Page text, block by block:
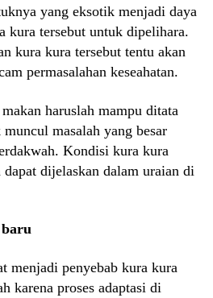
yang eksotik menjadi daya
kura tersebut untuk dipelihara.
kura kura tersebut tentu akan
permasalahan keseahatan.
haruslah mampu ditata
masalah yang besar
Kondisi kura kura
dijelaskan dalam uraian di
menjadi penyebab kura kura
karena proses adaptasi di